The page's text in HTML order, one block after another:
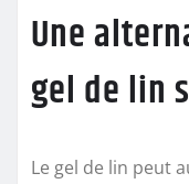
Une
gel de lin
Le gel de lin peut